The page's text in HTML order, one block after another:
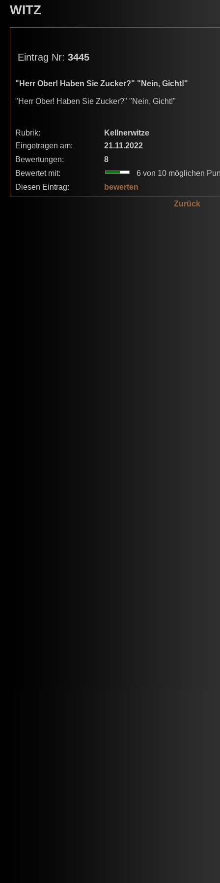
WITZ
Eintrag Nr: 3445
"Herr Ober! Haben Sie Zucker?" "Nein, Gicht!"
"Herr Ober! Haben Sie Zucker?" "Nein, Gicht!"
Rubrik:
Kellnerwitze
Eingetragen am:
21.11.2022
Bewertungen:
8
Bewertet mit:
6 von 10 möglichen
Diesen Eintrag:
bewerten
Zurück